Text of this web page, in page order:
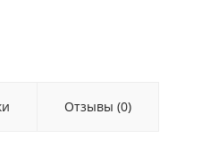
Отзывы (0)